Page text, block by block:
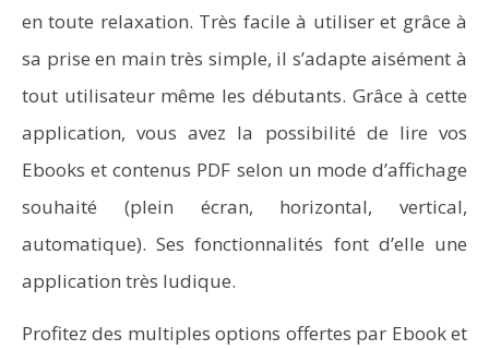
en toute relaxation. Très facile à utiliser et grâce à
sa prise en main très simple, il s’adapte aisément à
tout utilisateur même les débutants. Grâce à cette
application, vous avez la possibilité de lire vos
Ebooks et contenus PDF selon un mode d’affichage
souhaité (plein écran, horizontal, vertical,
automatique). Ses fonctionnalités font d’elle une
application très ludique.
Profitez des multiples options offertes par Ebook et